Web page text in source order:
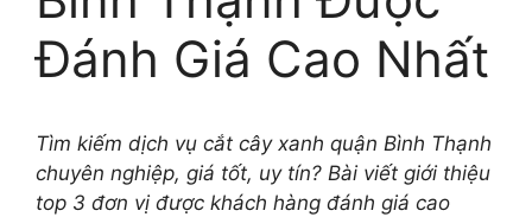
Đánh Giá Cao Nhất
Tìm kiếm dịch vụ cắt cây xanh quận Bình Thạnh
chuyên nghiệp, giá tốt, uy tín? Bài viết giới thiệu
top 3 đơn vị được khách hàng đánh giá cao